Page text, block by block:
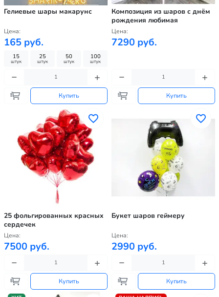
Гелиевые шары макарунс
Цена:
165 руб.
15
штук
25
штук
50
штук
100
штук
Купить
Композиция из шаров с днём
рождения любимая
Цена:
7290 руб.
Купить
25 фольгированных красных
сердечек
Цена:
7500 руб.
Купить
Букет шаров геймеру
Цена:
2990 руб.
Купить